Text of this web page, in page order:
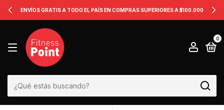
ENVÍOS GRATIS A TODO EL PAÍS EN COMPRAS SUPERIORES A $100.000
0